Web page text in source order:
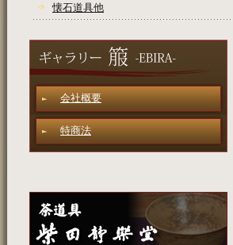
懐石道具他
会社概要
特商法